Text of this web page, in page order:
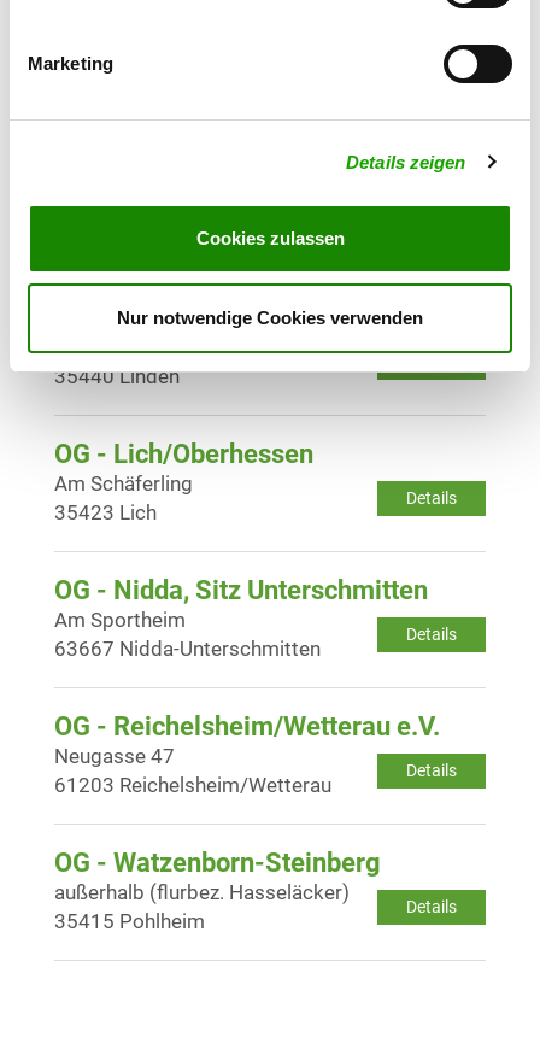
Marketing
Details zeigen
Cookies zulassen
Nur notwendige Cookies verwenden
Details
Am Alten Stuck 7
35428 Langgöns
OG - Leihgestern
GMPW+Q2 Linden
35440 Linden
OG - Lich/Oberhessen
Details
Am Schäferling
35423 Lich
OG - Nidda, Sitz Unterschmitten
Details
Am Sportheim
63667 Nidda-Unterschmitten
OG - Reichelsheim/Wetterau e.V.
Details
Neugasse 47
61203 Reichelsheim/Wetterau
OG - Watzenborn-Steinberg
Details
außerhalb (flurbez. Hasseläcker)
35415 Pohlheim